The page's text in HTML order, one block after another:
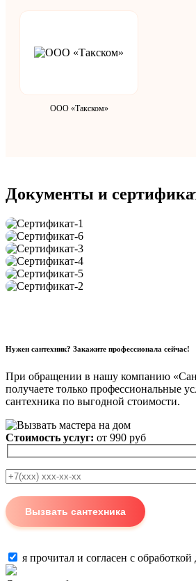
ООО «Такском»
Документы и
Нужен сантехник? Закажите профессионала сейчас!
При обращении в нашу компанию
получаете только профессиональные
сантехника по выгодной стоимости.
Стоимость услуг: от 990 руб
я прочитал и согласен с